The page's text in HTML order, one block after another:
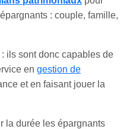
: couple, famille,
ils sont donc capables de
en gestion de
et en faisant jouer la
la durée les épargnants